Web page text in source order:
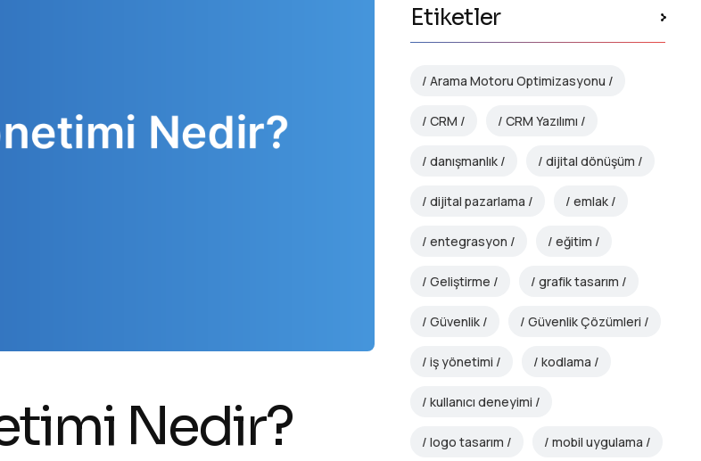
Nedir?
Etiketler
Arama Motoru Optimizasyonu
CRM CRM Yazılımı
danışmanlık dijital dönüşüm
dijital pazarlama emlak
entegrasyon eğitim
Geliştirme grafik tasarım
Güvenlik Güvenlik Çözümleri
iş yönetimi kodlama
kullanıcı deneyimi
logo tasarım mobil uygulama